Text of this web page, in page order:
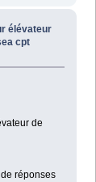
élévateur
cpt
de
réponses